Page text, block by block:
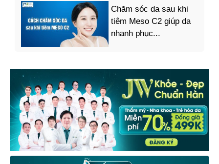
Chăm sóc da sau khi
tiêm Meso C2 giúp da
nhanh phục...